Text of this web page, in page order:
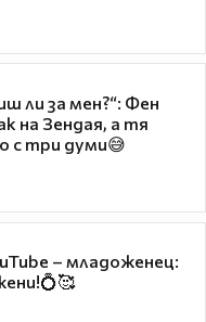
ли за мен?“: Фен
на Зендая, а тя
с три думи😅
– младоженец: